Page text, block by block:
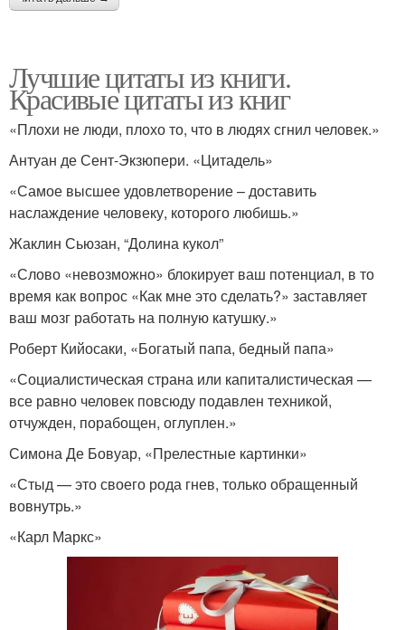
Лучшие цитаты из книги.
Красивые цитаты из книг
«Плохи не люди, плохо то, что в людях сгнил человек.»
Антуан де Сент-Экзюпери. «Цитадель»
«Самое высшее удовлетворение – доставить
наслаждение человеку, которого любишь.»
Жаклин Сьюзан, “Долина кукол”
«Слово «невозможно» блокирует ваш потенциал, в то
время как вопрос «Как мне это сделать?» заставляет
ваш мозг работать на полную катушку.»
Роберт Кийосаки, «Богатый папа, бедный папа»
«Социалистическая страна или капиталистическая —
все равно человек повсюду подавлен техникой,
отчужден, порабощен, оглуплен.»
Симона Де Бовуар, «Прелестные картинки»
«Стыд — это своего рода гнев, только обращенный
вовнутрь.»
«Карл Маркс»